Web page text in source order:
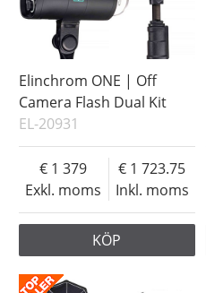
Elinchrom ONE | Off
Camera Flash Dual Kit
EL-20931
Exkl. moms
1 379
Inkl. moms
1 723.75
KÖP